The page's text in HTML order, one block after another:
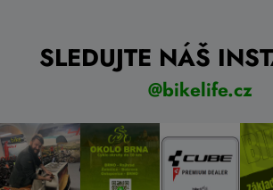
SLEDUJTE NÁŠ
@bikelife.cz